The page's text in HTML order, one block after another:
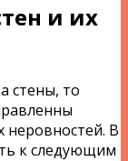
и их
стены, то
неровностей. В
к следующим